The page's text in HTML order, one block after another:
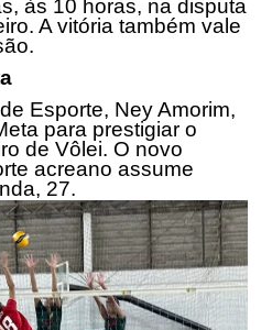
às 10 horas, na disputa
A vitória também vale
Esporte, Ney Amorim,
para prestigiar o
de Vôlei. O novo
acreano assume
27.